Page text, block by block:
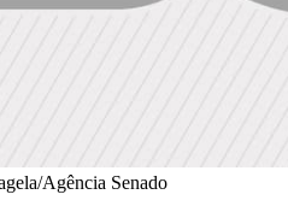
Agência Senado